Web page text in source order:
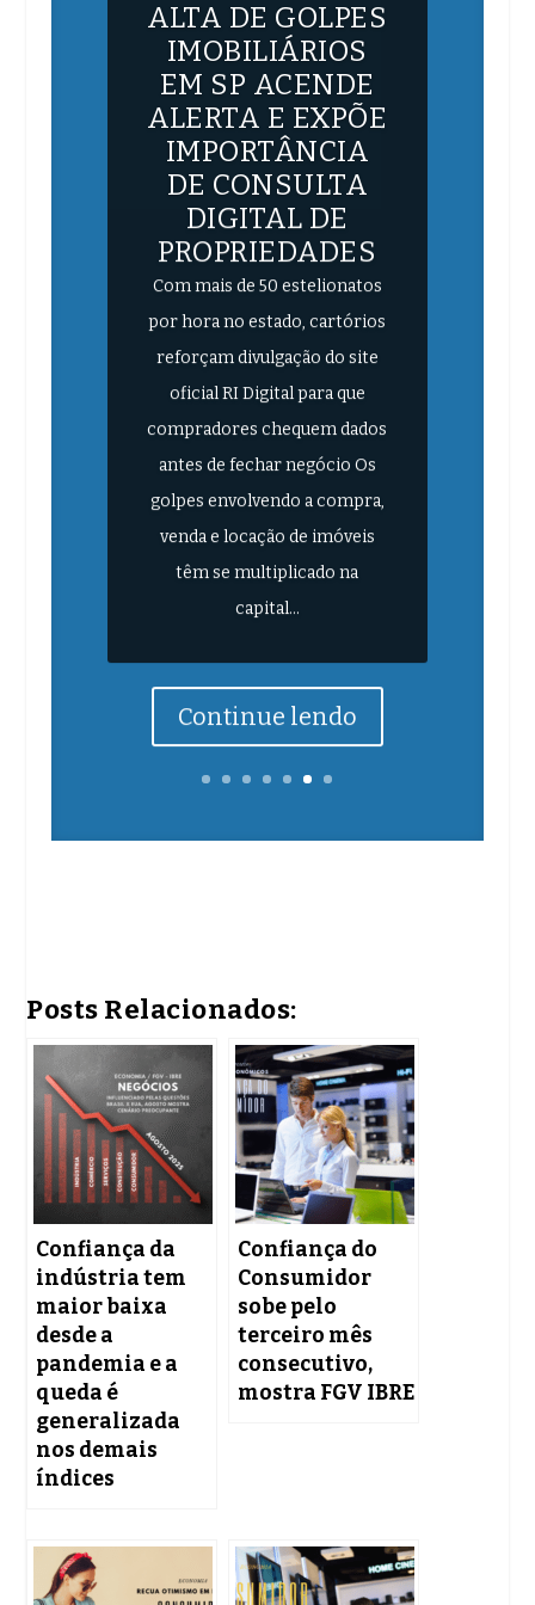
ALTA DE GOLPES
IMOBILIÁRIOS
EM SP ACENDE
ALERTA E EXPÕE
IMPORTÂNCIA
DE CONSULTA
DIGITAL DE
PROPRIEDADES
Com mais de 50 estelionatos
por hora no estado, cartórios
reforçam divulgação do site
oficial RI Digital para que
compradores chequem dados
antes de fechar negócio Os
golpes envolvendo a compra,
venda e locação de imóveis
têm se multiplicado na
capital...
Continue lendo
Posts Relacionados:
Confiança da
indústria tem
maior baixa
desde a
pandemia e a
queda é
generalizada
nos demais
índices
Confiança do
Consumidor
sobe pelo
terceiro mês
consecutivo,
mostra FGV IBRE